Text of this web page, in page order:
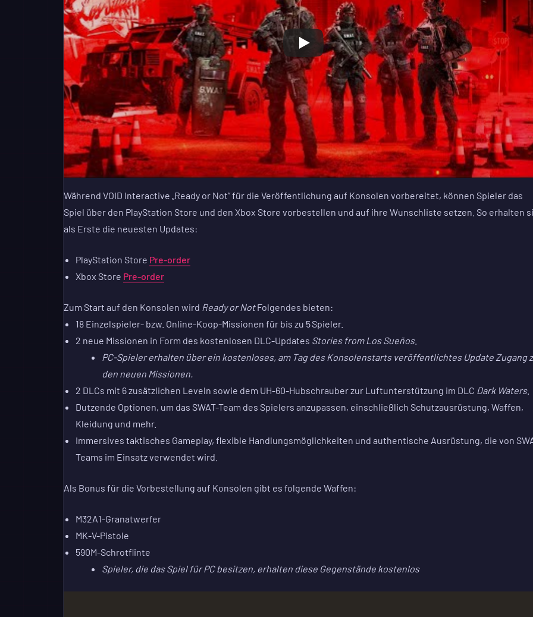
Während VOID Interactive „Ready or Not” für die Veröffentlichung auf Konsolen vorbereitet, können Spieler das
Spiel über den PlayStation Store und den Xbox Store vorbestellen und auf ihre Wunschliste setzen. So erhalten
als Erste die neuesten Updates:
PlayStation Store Pre-order
Xbox Store Pre-order
Zum Start auf den Konsolen wird Ready or NotFolgendes bieten:
18 Einzelspieler- bzw. Online-Koop-Missionen für bis zu 5 Spieler.
2 neue Missionen in Form des kostenlosen DLC-Updates Stories from Los Sueños.
PC-Spieler erhalten über ein kostenloses, am Tag des Konsolenstarts veröffentlichtes Update Zugang
den neuen Missionen.
2 DLCs mit 6 zusätzlichen Leveln sowie dem UH-60-Hubschrauber zur Luftunterstützung im DLC Dark Waters.
Dutzende Optionen, um das SWAT-Team des Spielers anzupassen, einschließlich Schutzausrüstung, Waffen,
Kleidung und mehr.
Immersives taktisches Gameplay, flexible Handlungsmöglichkeiten und authentische Ausrüstung, die von
Teams im Einsatz verwendet wird.
Als Bonus für die Vorbestellung auf Konsolen gibt es folgende Waffen:
M32A1-Granatwerfer
MK-V-Pistole
590M-Schrotflinte
Spieler, die das Spiel für PC besitzen, erhalten diese Gegenstände kostenlos